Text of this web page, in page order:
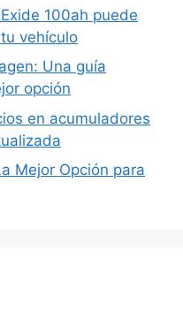
100ah puede
vehículo
Una guía
opción
en acumuladores
Mejor Opción para